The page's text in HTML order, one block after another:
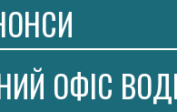
ОФІС